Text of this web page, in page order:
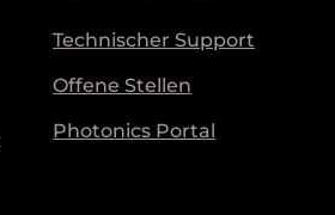
Technischer Support
Offene Stellen
Photonics Portal